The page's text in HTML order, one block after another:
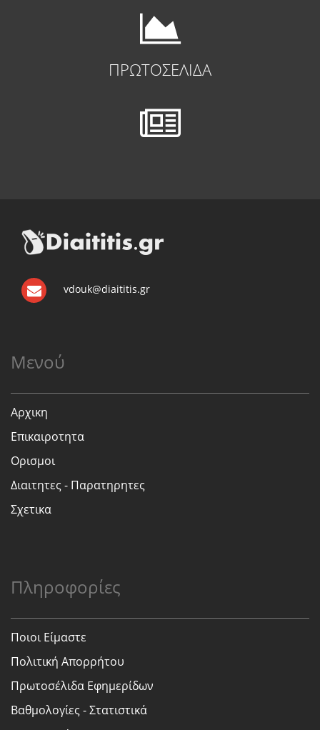
ΠΡΩΤΟΣΕΛΙΔΑ
vdouk@diaititis.gr
Μενού
Αρχικη
Επικαιροτητα
Ορισμοι
Διαιτητες - Παρατηρητες
Σχετικα
Πληροφορίες
Ποιοι Είμαστε
Πολιτική Απορρήτου
Πρωτοσέλιδα Εφημερίδων
Βαθμολογίες - Στατιστικά